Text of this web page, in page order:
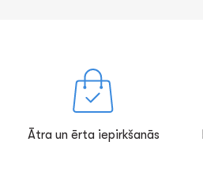
Ātra un ērta iepirkšanās